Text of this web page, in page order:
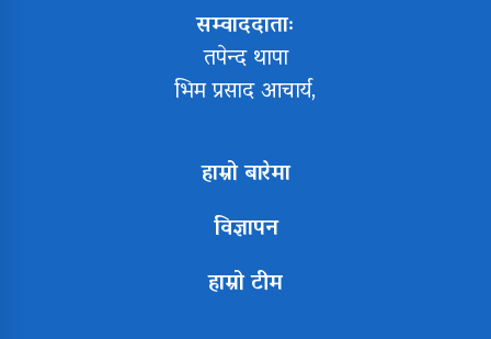
सम्वाददाताः
तपेन्द थापा
भिम प्रसाद आचार्य,
हाम्रो बारेमा
विज्ञापन
हाम्रो टीम